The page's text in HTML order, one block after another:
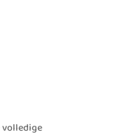
volledige